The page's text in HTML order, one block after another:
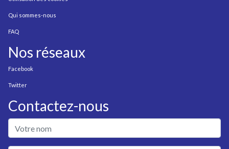
Qui sommes-nous
FAQ
Nos réseaux
Facebook
Twitter
Contactez-nous